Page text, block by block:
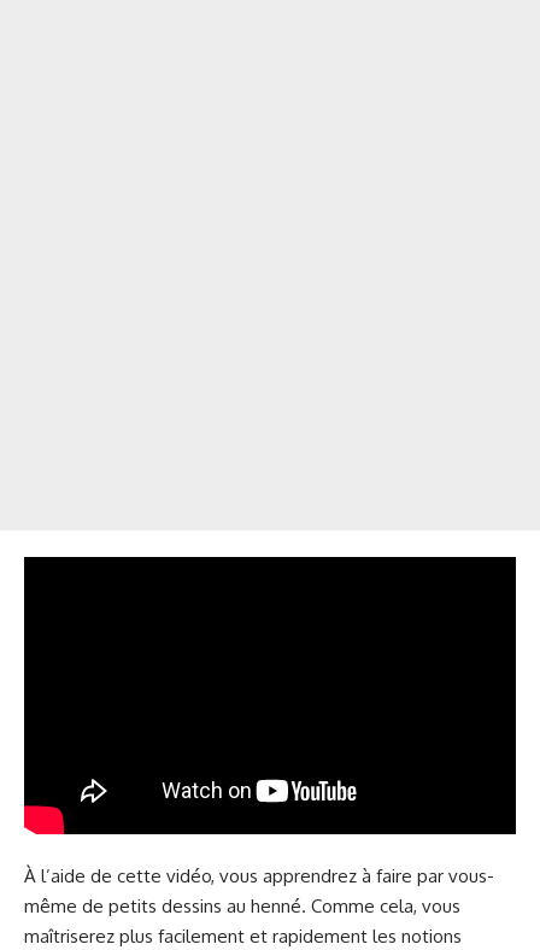
À l’aide de cette vidéo, vous apprendrez à faire par vous-
même de petits dessins au henné. Comme cela, vous
maîtriserez plus facilement et rapidement les notions